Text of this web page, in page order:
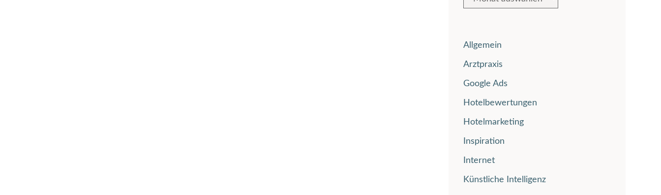
Allgemein
Arztpraxis
Google Ads
Hotelbewertungen
Hotelmarketing
Inspiration
Internet
Künstliche Intelligenz